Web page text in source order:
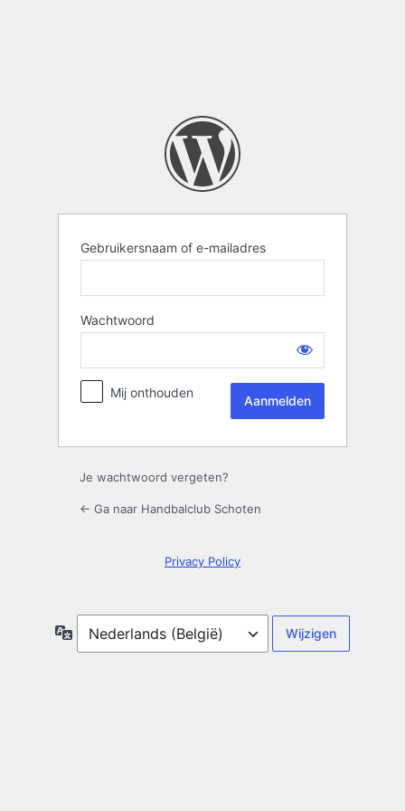
Aanmelden
Gebruikersnaam of e-mailadres
Wachtwoord
Mij onthouden
Je wachtwoord vergeten?
← Ga naar Handbalclub Schoten
Privacy Policy
Taal